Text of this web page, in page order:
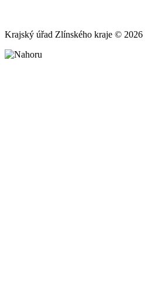
Krajský úřad Zlínského kraje © 2026